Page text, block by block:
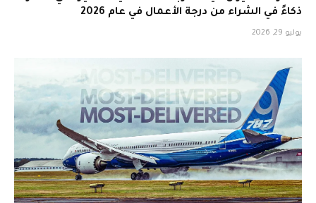
ذكاءً في الشراء من درجة الأعمال في عام 2026
يوليو 29, 2026